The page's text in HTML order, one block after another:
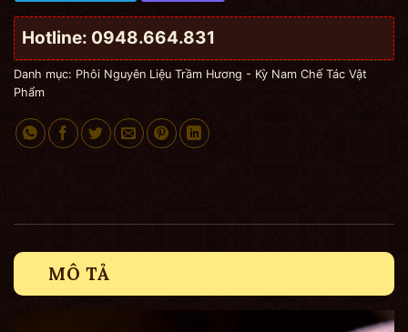
Hotline: 0948.664.831
Danh mục: Phôi Nguyên Liệu Trầm Hương - Kỳ Nam Chế Tác Vật
Phẩm
MÔ TẢ